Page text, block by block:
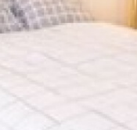
Wat is een
Waarom geen